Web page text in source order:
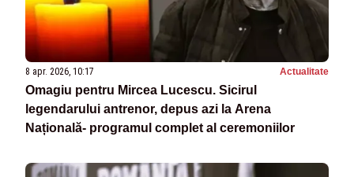
8 apr. 2026, 10:17 Actualitate
Omagiu pentru Mircea Lucescu. Sicirul
legendarului antrenor, depus azi la Arena
Națională- programul complet al ceremoniilor